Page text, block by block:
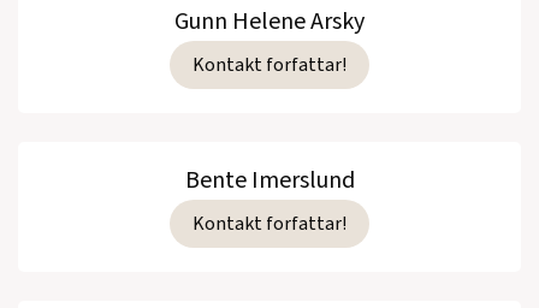
Gunn Helene Arsky
Kontakt forfattar!
Bente Imerslund
Kontakt forfattar!